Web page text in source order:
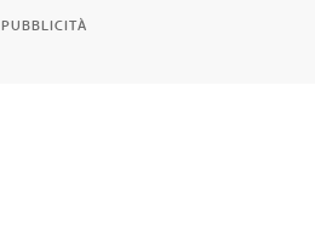
PUBBLICITÀ